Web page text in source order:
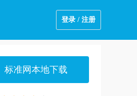
登录 / 注册
标准网本地下载